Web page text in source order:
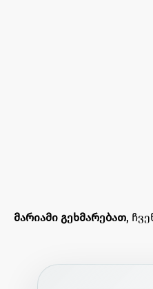
მარიამი გეხმარებათ,